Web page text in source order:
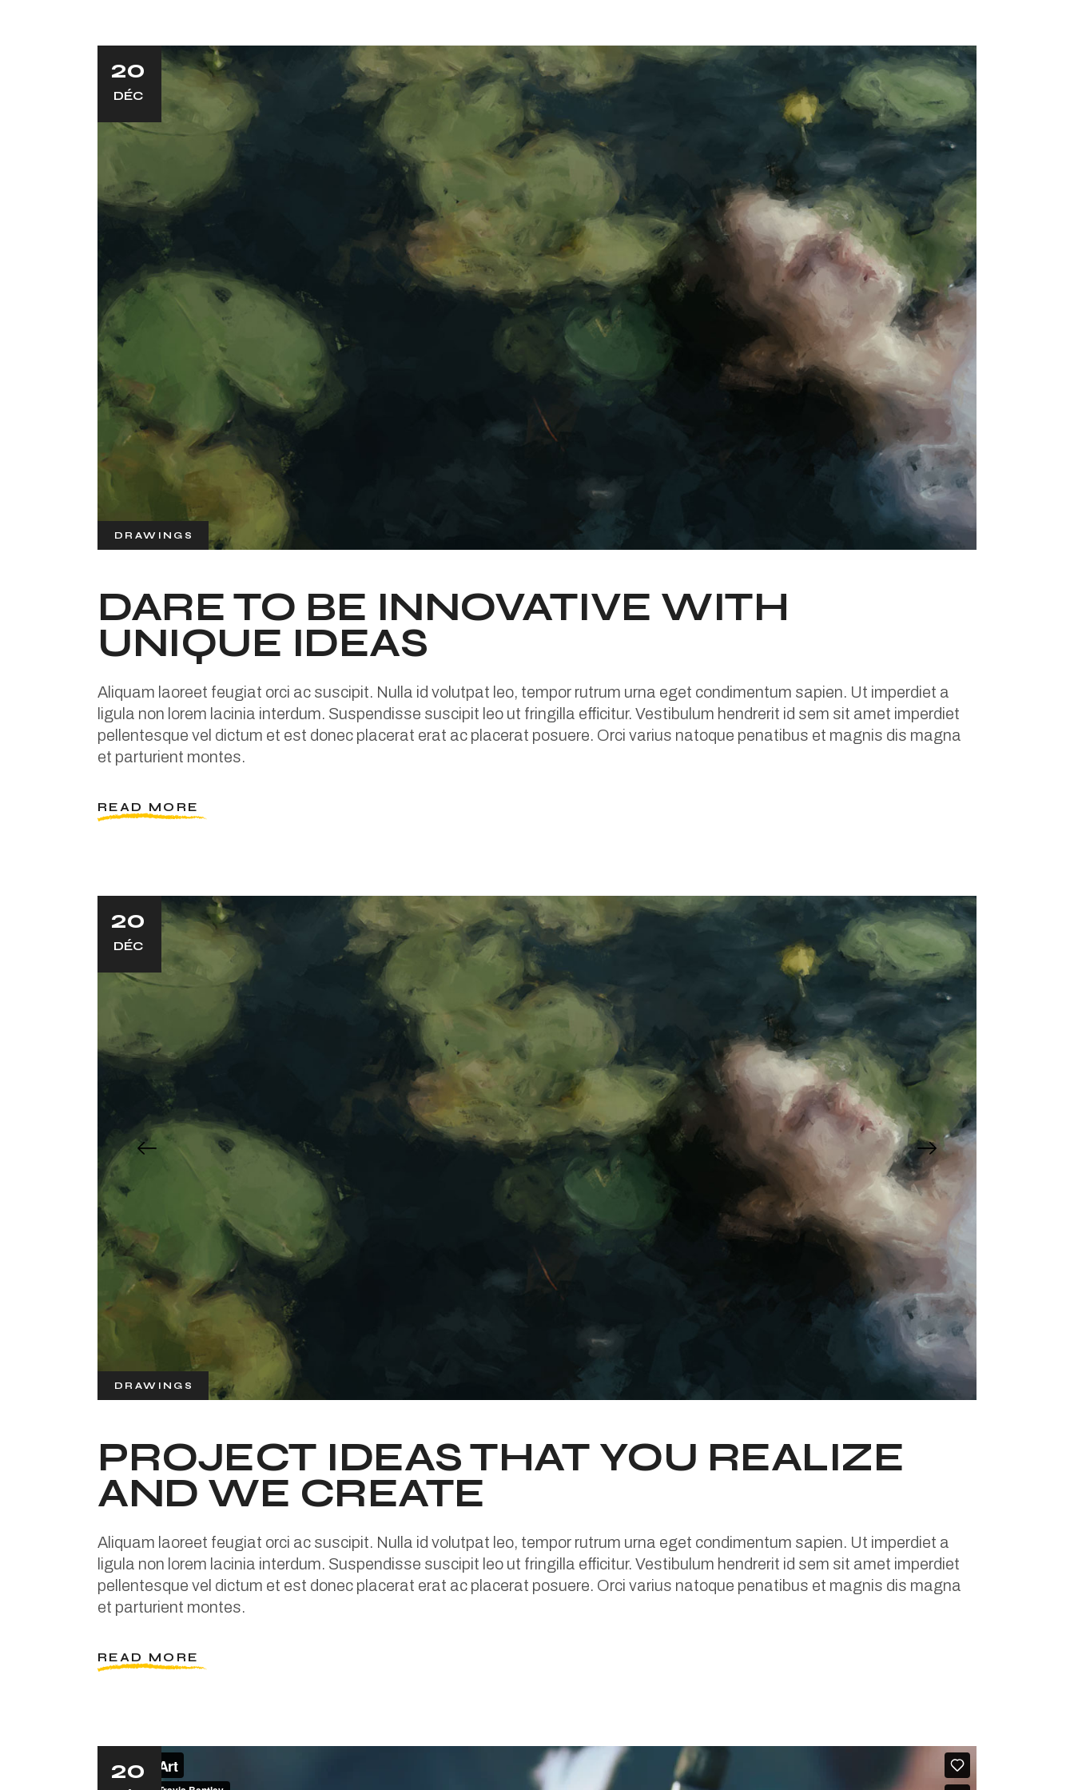
20
DÉC
DRAWINGS
DARE TO BE INNOVATIVE WITH
UNIQUE IDEAS
Aliquam laoreet feugiat orci ac suscipit. Nulla id volutpat leo, tempor rutrum urna eget condimentum sapien. Ut imperdiet a
ligula non lorem lacinia interdum. Suspendisse suscipit leo ut fringilla efficitur. Vestibulum hendrerit id sem sit amet imperdiet
pellentesque vel dictum et est donec placerat erat ac placerat posuere. Orci varius natoque penatibus et magnis dis magna
et parturient montes.
READ MORE
20
DÉC
DRAWINGS
PROJECT IDEAS THAT YOU REALIZE
AND WE CREATE
Aliquam laoreet feugiat orci ac suscipit. Nulla id volutpat leo, tempor rutrum urna eget condimentum sapien. Ut imperdiet a
ligula non lorem lacinia interdum. Suspendisse suscipit leo ut fringilla efficitur. Vestibulum hendrerit id sem sit amet imperdiet
pellentesque vel dictum et est donec placerat erat ac placerat posuere. Orci varius natoque penatibus et magnis dis magna
et parturient montes.
READ MORE
20